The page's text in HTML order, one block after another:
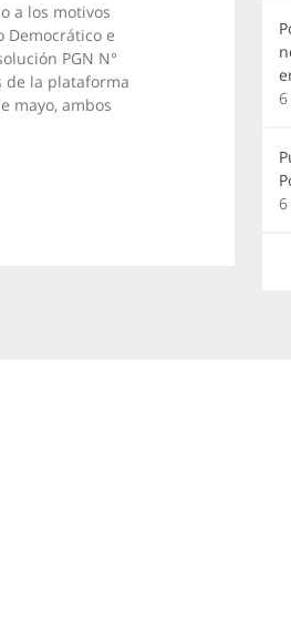
a los motivos
Democrático e
PGN N°
de la plataforma
mayo, ambos